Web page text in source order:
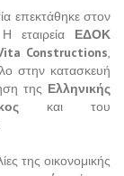
επεκτάθηκε στον
εταιρεία ΕΔΟΚ
Constructions,
στην κατασκευή
της Ελληνικής
και του
της οικονομικής